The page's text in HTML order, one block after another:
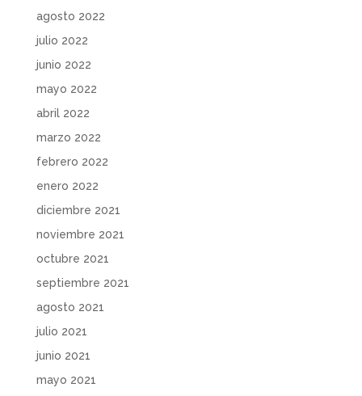
agosto 2022
julio 2022
junio 2022
mayo 2022
abril 2022
marzo 2022
febrero 2022
enero 2022
diciembre 2021
noviembre 2021
octubre 2021
septiembre 2021
agosto 2021
julio 2021
junio 2021
mayo 2021